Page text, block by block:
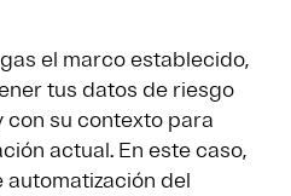
el marco establecido,
tus datos de riesgo
con su contexto para
actual. En este caso,
automatización del